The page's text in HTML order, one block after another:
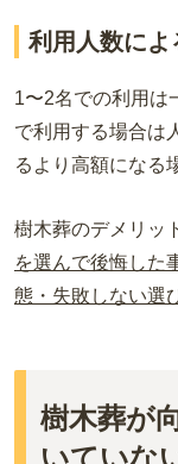
利用人数に
1〜2名での利用は
で利用する場合は
るより高額になる
樹木葬のデメリッ
を選んで後悔した
態・失敗しない選
樹木葬が
いていな